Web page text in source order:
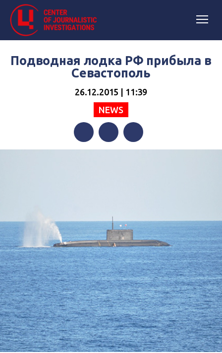
Подводная лодка РФ прибыла в
Севастополь
26.12.2015 | 11:39
NEWS
FacebookTwitterTelegram